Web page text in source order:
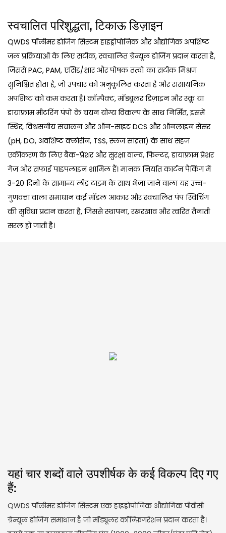
स्वचालित परिशुद्धता, टिकाऊ डिज़ाइन
QWDS पॉलीमर डोजिंग सिस्टम हाइड्रोपोनिक और औद्योगिक अपशिष्ट
जल प्रक्रियाओं के लिए सटीक, स्वचालित ग्रेन्यूल डोजिंग प्रदान करता है,
जिससे PAC, PAM, एसिड/क्षार और पोषक तत्वों का सटीक मिश्रण
सुनिश्चित होता है, जो उपचार को अनुकूलित करता है और रासायनिक
अपशिष्ट को कम करता है। कॉम्पैक्ट, मॉड्यूलर डिज़ाइन और स्क्रू या
डायाफ्राम मीटरिंग पंपों के चयन योग्य विकल्प के साथ निर्मित, इसमें
स्थिर, विश्वसनीय संचालन और ऑन-साइट DCS और ऑनलाइन सेंसर
(pH, DO, अवशिष्ट क्लोरीन, TSS, स्लज सांद्रता) के साथ सहज
एकीकरण के लिए बैक-प्रेशर और सुरक्षा वाल्व, फिल्टर, डायाफ्राम प्रेशर
गेज और सफाई पाइपलाइन शामिल हैं। मानक निर्यात कार्टन पैकिंग में
3-20 दिनों के सामान्य लीड टाइम के साथ भेजा जाने वाला यह उच्च-
गुणवत्ता वाला समाधान कई मॉडल आकार और स्वचालित पंप स्विचिंग
की सुविधा प्रदान करता है, जिससे स्थापना, रखरखाव और त्वरित तैनाती
सरल हो जाती है।
यहां चार शब्दों वाले उपशीर्षक के कई विकल्प दिए गए
हैं:
QWDS पॉलीमर डोजिंग सिस्टम एक हाइड्रोपोनिक औद्योगिक पीवीसी
ग्रेन्यूल डोजिंग समाधान है जो मॉड्यूलर कॉन्फ़िगरेशन प्रदान करता है।